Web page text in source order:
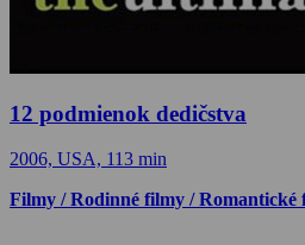
12 podmienok dedičstva
2006, USA, 113 min
Filmy / Rodinné filmy /